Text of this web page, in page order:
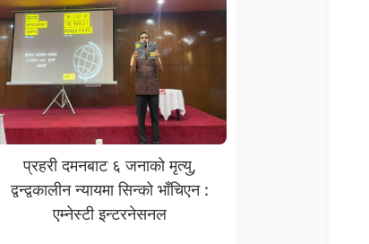
प्रहरी दमनबाट ६ जनाको मृत्यु,
द्वन्द्वकालीन न्यायमा सिन्को भाँचिएन :
एम्नेस्टी इन्टरनेसनल